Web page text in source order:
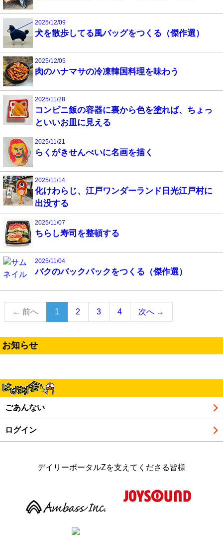
2025/12/09
犬を散歩してる風バッグをつくる（傑作選）
2025/12/05
肉のハナマサの冷凍韓国料理を味わう
2025/11/28
コンビニ飯の容器に裏から色を塗れば、ちょっ
といいお皿に見える
2025/11/21
らくがきせんべいに名画を描く
2025/11/14
化けわらじ、江戸ワンダーランド日光江戸村に
出没する
2025/11/07
ちらし寿司を整頓する
2025/11/04
バクのバックパックをつくる（傑作選）
← 前へ 1
の
ジ）
2 3 4 次へ →
お知らせ
ごあんない
ログイン
デイリーポータルZを支えてくださる皆様